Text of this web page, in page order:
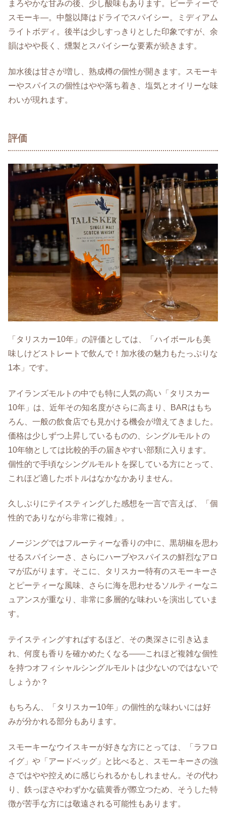
まろやかな甘みの後、少し酸味もあります。ピーティーで
スモーキ―。中盤以降はドライでスパイシー。ミディアム
ライトボディ。後半は少しすっきりとした印象ですが、余
韻はやや長く、燻製とスパイシーな要素が続きます。
加水後は甘さが増し、熟成樽の個性が開きます。スモーキ
ーやスパイスの個性はやや落ち着き、塩気とオイリーな味
わいが現れます。
評価
「タリスカー10年」の評価としては、「ハイボールも美
味しけどストレートで飲んで！加水後の魅力もたっぷりな
1本」です。
アイランズモルトの中でも特に人気の高い「タリスカー
10年」は、近年その知名度がさらに高まり、BARはもち
ろん、一般の飲食店でも見かける機会が増えてきました。
価格は少しずつ上昇しているものの、シングルモルトの
10年物としては比較的手の届きやすい部類に入ります。
個性的で手頃なシングルモルトを探している方にとって、
これほど適したボトルはなかなかありません。
久しぶりにテイスティングした感想を一言で言えば、「個
性的でありながら非常に複雑」。
ノージングではフルーティーな香りの中に、黒胡椒を思わ
せるスパイシーさ、さらにハーブやスパイスの鮮烈なアロ
マが広がります。そこに、タリスカー特有のスモーキーさ
とピーティーな風味、さらに海を思わせるソルティーなニ
ュアンスが重なり、非常に多層的な味わいを演出していま
す。
テイスティングすればするほど、その奥深さに引き込ま
れ、何度も香りを確かめたくなる――これほど複雑な個性
を持つオフィシャルシングルモルトは少ないのではないで
しょうか？
もちろん、「タリスカー10年」の個性的な味わいには好
みが分かれる部分もあります。
スモーキーなウイスキーが好きな方にとっては、「ラフロ
イグ」や「アードベッグ」と比べると、スモーキーさの強
さではやや控えめに感じられるかもしれません。その代わ
り、鉄っぽさやわずかな硫黄香が際立つため、そうした特
徴が苦手な方には敬遠される可能性もあります。